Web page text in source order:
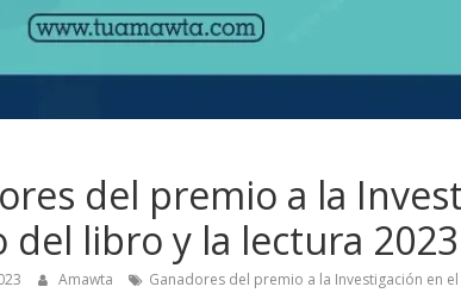
del premio a la
del libro y la lectura 2023
Amawta Ganadores del premio a la Investigación en